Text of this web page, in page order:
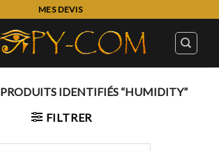
MES DEVIS
PRODUITS IDENTIFIÉS “HUMIDITY”
FILTRER